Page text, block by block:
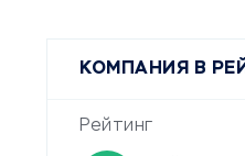
КОМПАНИЯ В
Рейтинг